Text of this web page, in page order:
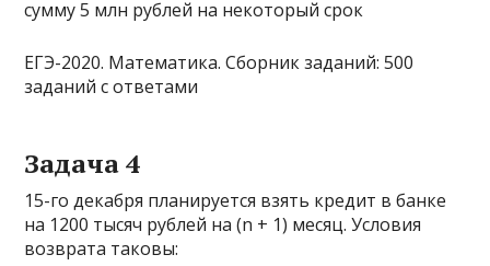
ЕГЭ-2020. Математика. Сборник заданий: 500
заданий с ответами
Задача 4
15-го декабря планируется взять кредит в банке
на 1200 тысяч рублей на (n + 1) месяц. Условия
возврата таковы: